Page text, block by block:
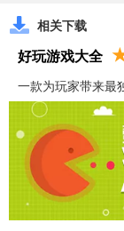
相关下载
好玩游戏大全
一款为玩家带来最